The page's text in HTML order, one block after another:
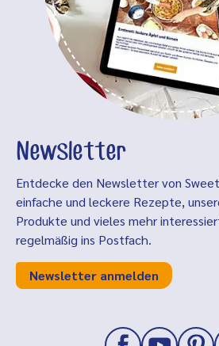
Newsletter
Entdecke den Newsletter von
einfache und leckere Rezepte,
Produkte und vieles mehr
regelmäßig ins Postfach.
Newsletter anmelden